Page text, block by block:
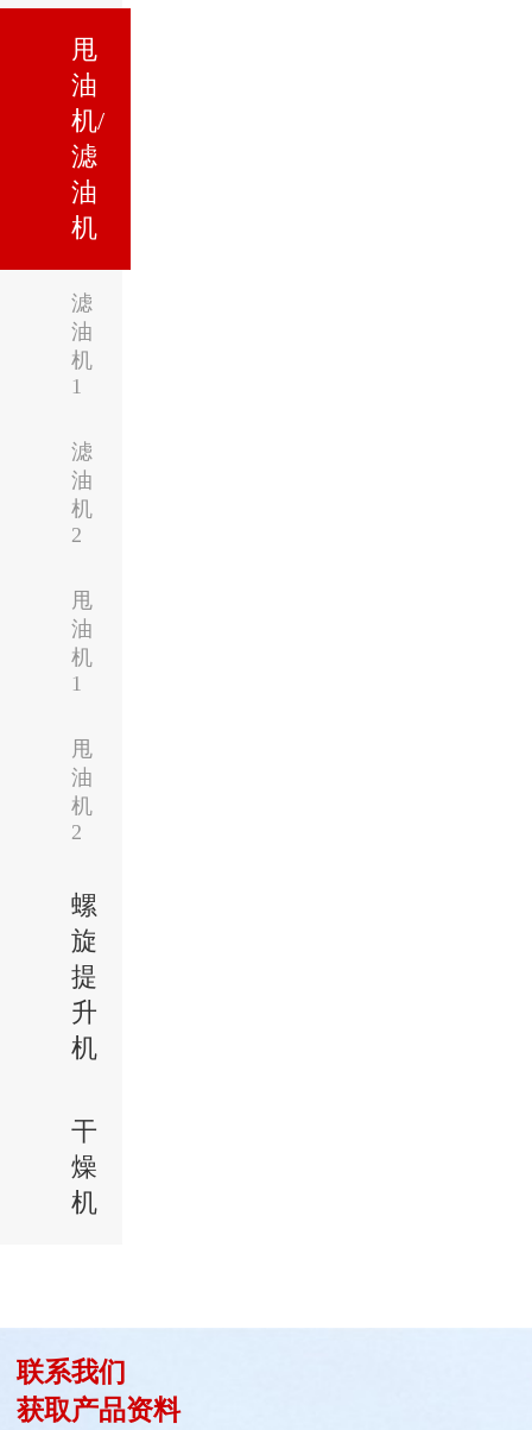
甩
油
机/
滤
油
机
滤
油
机
1
滤
油
机
2
甩
油
机
1
甩
油
机
2
螺
旋
提
升
机
干
燥
机
联系我们
获取产品资料